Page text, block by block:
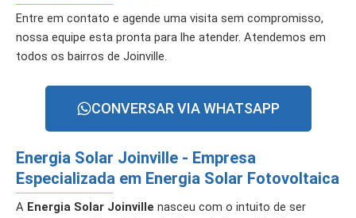
Energia Solar Joinville - Empresa
Especializada em Energia Solar Fotovoltaica
A Energia Solar Joinville nasceu com o intuito de ser
Entre em contato e agende uma visita sem compromisso,
nossa equipe esta pronta para lhe atender. Atendemos em
todos os bairros de Joinville.
CONVERSAR VIA WHATSAPP